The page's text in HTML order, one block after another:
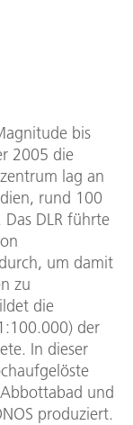
bis
2005 die
lag an
rund 100
DLR führte
um damit
zu
die
der
In dieser
und
produziert.